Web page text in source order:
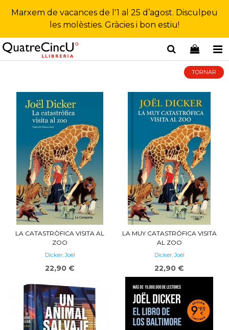
Marxem de vacances de l'1 al 25 d’agost. Disculpeu
les molèsties. Gràcies i bon estiu!
TORNAR
LA CATASTRÒFICA VISITA AL
ZOO
Dicker, Joël
22,90 €
LA MUY CATASTRÓFICA VISITA
AL ZOO
Dicker, Joël
22,90 €